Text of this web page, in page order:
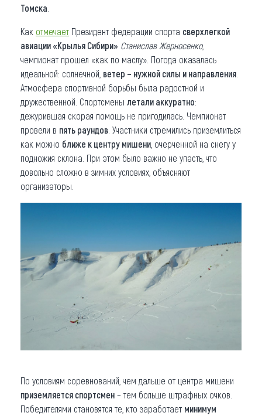
Томска
Как отмечает Президент федерации спорта сверхлегкой
авиации «Крылья Сибири» Станислав Жерносенко,
чемпионат прошел «как по маслу». Погода оказалась
идеальной: солнечной, ветер – нужной силы и направления
Атмосфера спортивной борьбы была радостной и
дружественной. Спортсмены летали аккуратно:
дежурившая скорая помощь не пригодилась. Чемпионат
провели в пять раундов . Участники стремились приземлиться
как можно ближе к центру мишени , очерченной на снегу у
подножия склона. При этом было важно не упасть, что
довольно сложно в зимних условиях, объясняют
организаторы.
По условиям соревнований, чем дальше от центра мишени
приземляется спортсмен – тем больше штрафных очков.
Победителями становятся те, кто заработает минимум